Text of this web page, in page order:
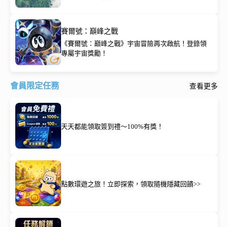
賽爾號：巔峰之戰
《賽爾號：巔峰之戰》宇宙冒險再次啟航！登錄領
專屬宇宙獎勵！
會員限定任務 查看更多
天天都能領取簽到禮～100%有獎！
點數環遊之旅！立即探索，領取隨機隱藏回饋>>